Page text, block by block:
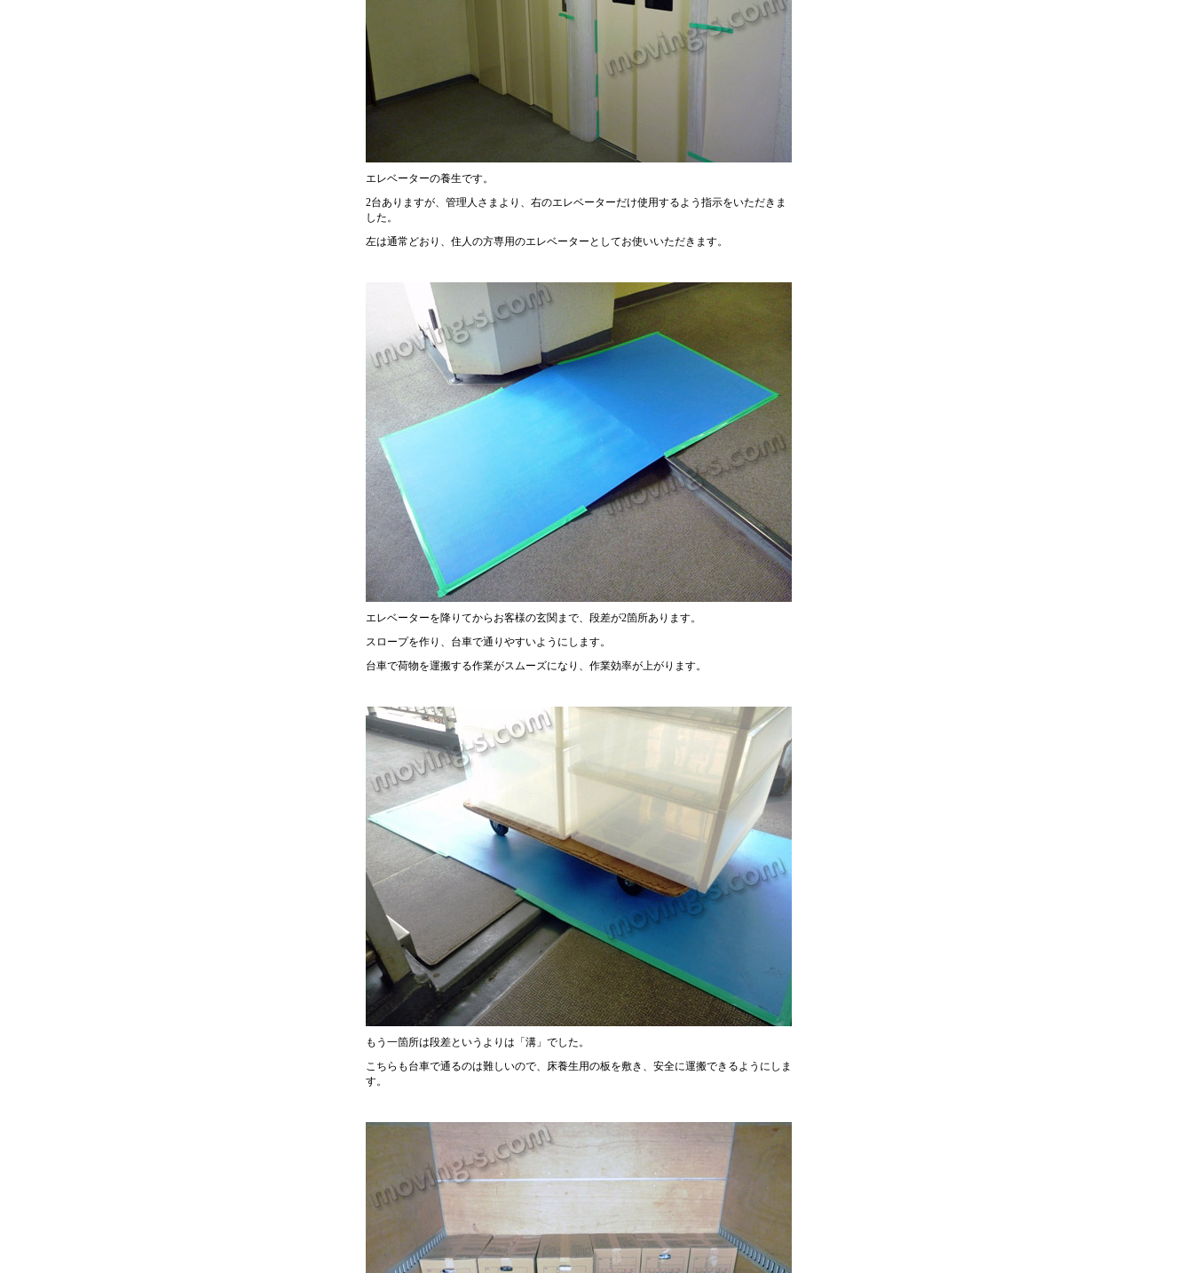
エレベーターの養生です。
2台ありますが、管理人さまより、右のエレベーターだけ使用するよう指示をいただきま
した。
左は通常どおり、住人の方専用のエレベーターとしてお使いいただきます。
エレベーターを降りてからお客様の玄関まで、段差が2箇所あります。
スロープを作り、台車で通りやすいようにします。
台車で荷物を運搬する作業がスムーズになり、作業効率が上がります。
もう一箇所は段差というよりは「溝」でした。
こちらも台車で通るのは難しいので、床養生用の板を敷き、安全に運搬できるようにしま
す。